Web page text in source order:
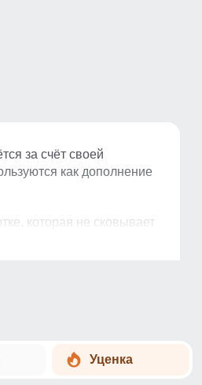
за счёт своей
как дополнение
которая не сковывает
по спросу.
Уценка